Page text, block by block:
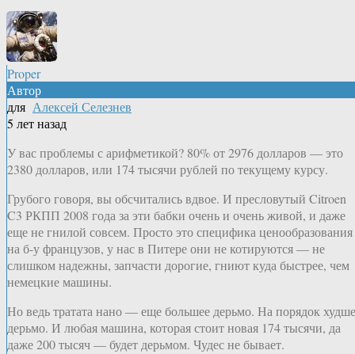
Proper
Автор
для Алексей Селезнев
5 лет назад
У вас проблемы с арифметикой? 80% от 2976 долларов — это
2380 долларов, или 174 тысячи рублей по текущему курсу.
Грубого говоря, вы обсчитались вдвое. И пресловутый Citroen
C3 РКПП 2008 года за эти бабки очень и очень живой, и даже
еще не гнилой совсем. Просто это специфика ценообразования
на б-у французов, у нас в Питере они не котируются — не
слишком надежны, запчасти дорогие, гниют куда быстрее, чем
немецкие машины.
Но ведь тратата нано — еще большее дерьмо. На порядок
дерьмо. И любая машина, которая стоит новая 174 тысячи, да
даже 200 тысяч — будет дерьмом. Чудес не бывает.